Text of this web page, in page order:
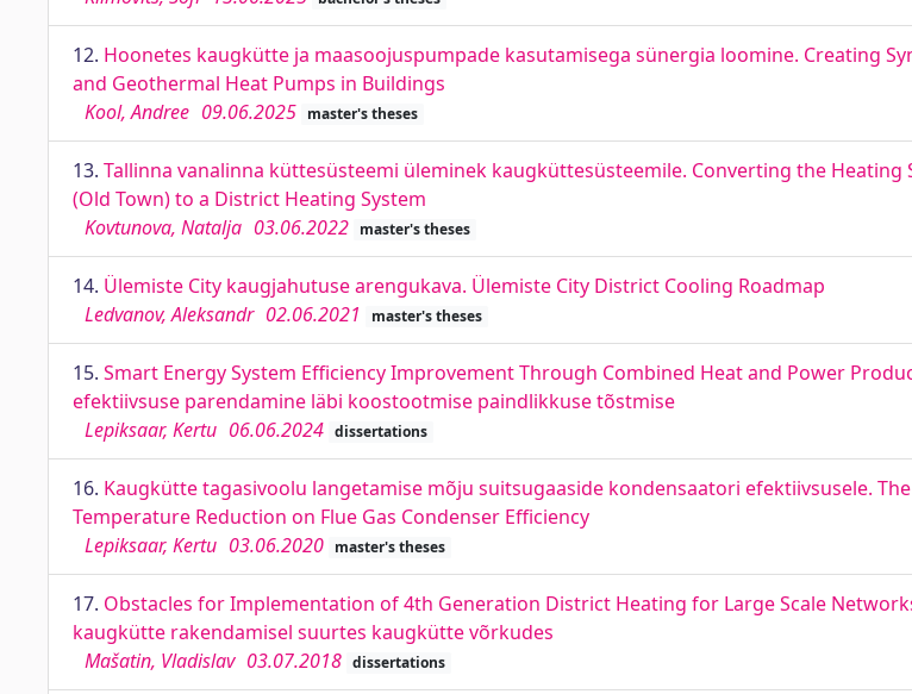
12. Hoonetes kaugkütte ja maasoojuspumpade kasutamisega sünergia loomine. Creating
and Geothermal Heat Pumps in Buildings
Kool, Andree 09.06.2025 master's theses
13. Tallinna vanalinna küttesüsteemi üleminek kaugküttesüsteemile. Converting the Heating
(Old Town) to a District Heating System
Kovtunova, Natalja 03.06.2022 master's theses
14. Ülemiste City kaugjahutuse arengukava. Ülemiste City District Cooling Roadmap
Ledvanov, Aleksandr 02.06.2021 master's theses
15. Smart Energy System Efficiency Improvement Through Combined Heat and Power
efektiivsuse parendamine läbi koostootmise paindlikkuse tõstmise
Lepiksaar, Kertu 06.06.2024 dissertations
16. Kaugkütte tagasivoolu langetamise mõju suitsugaaside kondensaatori efektiivsusele.
Temperature Reduction on Flue Gas Condenser Efficiency
Lepiksaar, Kertu 03.06.2020 master's theses
17. Obstacles for Implementation of 4th Generation District Heating for Large Scale
kaugkütte rakendamisel suurtes kaugkütte võrkudes
Mašatin, Vladislav 03.07.2018 dissertations